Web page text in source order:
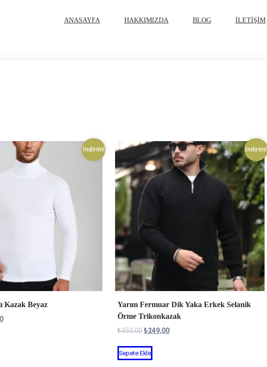
ANASAYFA HAKKIMIZDA BLOG İLETIŞIM
İndirim!
Kazak Beyaz
Şu
İndirim!
Yarım Fermuar Dik Yaka Erkek Selanik
Örme Trikonkazak
₺350,00 Orijinal
₺350,00.
₺249,00Şu
Sepete Ekle